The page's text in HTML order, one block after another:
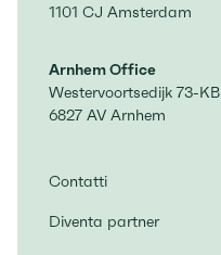
1101 CJ Amsterdam
Arnhem Office
Westervoortsedijk 73-KB
6827 AV Arnhem
Contatti
Diventa partner